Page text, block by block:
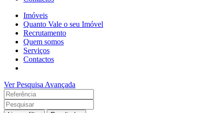
Imóveis
Quanto Vale o seu Imóvel
Recrutamento
Quem somos
Serviços
Contactos
Ver Pesquisa Avançada